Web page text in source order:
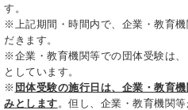
す。
※上記期間・時間内で、企業・教育
だきます。
※企業・教育機関等での団体受験は
としています。
※ 団体受験の施行日は、企業・教育
みとします。但し、企業・教育機関